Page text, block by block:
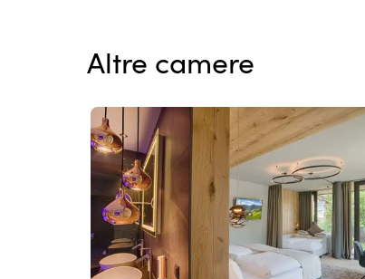
Altre camere